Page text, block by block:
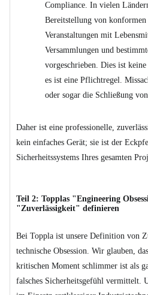
Compliance. In vielen
Bereitstellung von konformen
Veranstaltungen mit
Versammlungen und
vorgeschrieben. Dies ist
es ist eine Pflichtregel.
oder sogar die Schließung
Daher ist eine professionelle,
kein einfaches Gerät; sie ist der
Sicherheitssystems Ihres gesamten
Teil 2: Topplas "Engineering
"Zuverlässigkeit" definieren
Bei Toppla ist unsere Definition von
technische Obsession. Wir glauben,
kritischen Moment schlimmer ist als
falsches Sicherheitsgefühl vermittelt.